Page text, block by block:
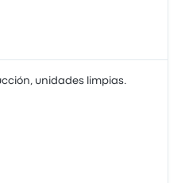
unidades limpias.